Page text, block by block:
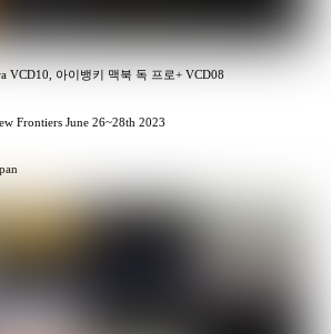
VCD10, 아이뱅키 맥북 독 프로+ VCD08
Frontiers June 26~28th 2023